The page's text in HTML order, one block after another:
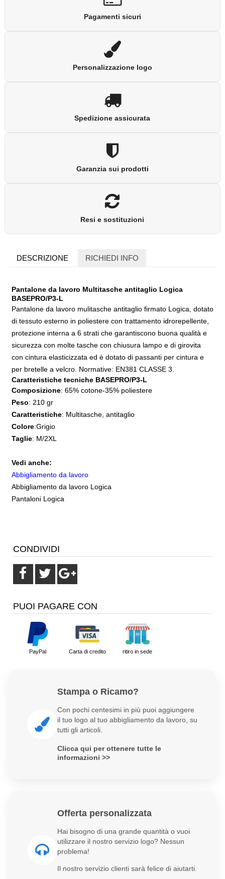
Pagamenti sicuri
Personalizzazione logo
Spedizione assicurata
Garanzia sui prodotti
Resi e sostituzioni
DESCRIZIONE RICHIEDI INFO
Pantalone da lavoro Multitasche antitaglio Logica
BASEPRO/P3-L
Pantalone da lavoro mulitasche antitaglio firmato Logica, dotato
di tessuto esterno in poliestere con trattamento idrorepellente,
protezione interna a 6 strati che garantiscono buona qualità e
sicurezza con molte tasche con chiusura lampo e di girovita
con cintura elasticizzata ed è dotato di passanti per cintura e
per bretelle a velcro. Normative: EN381 CLASSE 3.
Caratteristiche tecniche BASEPRO/P3-L
Composizione: 65% cotone-35% poliestere
Peso: 210 gr
Caratteristiche: Multitasche, antitaglio
Colore:Grigio
Taglie: M/2XL
Vedi anche:
Abbigliamento da lavoro
Abbigliamento da lavoro Logica
Pantaloni Logica
CONDIVIDI
PUOI PAGARE CON
PayPal Carta di credito ritiro in sede
Stampa o Ricamo?
Con pochi centesimi in più puoi aggiungere
il tuo logo al tuo abbigliamento da lavoro, su
tutti gli articoli.
Clicca qui per ottenere tutte le
informazioni >>
Offerta personalizzata
Hai bisogno di una grande quantità o vuoi
utilizzare il nostro servizio logo? Nessun
problema!
Il nostro servizio clienti sarà felice di aiutarti.